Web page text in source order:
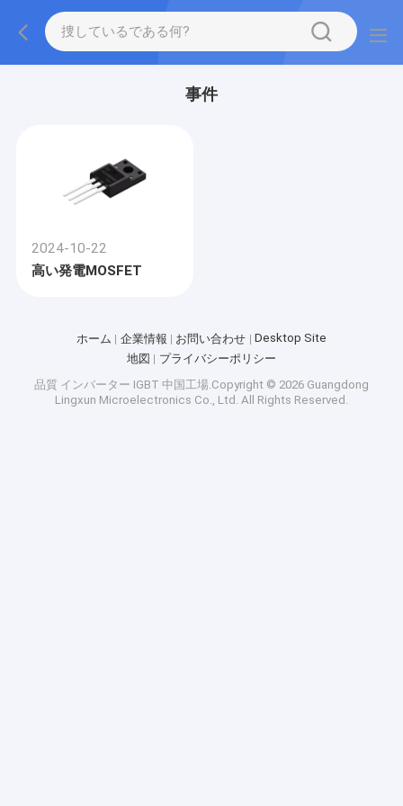
事件
2024-10-22
高い発電MOSFET
ホーム 企業情報 お問い合わせ
Desktop Site
地図
プライバシーポリシー
品質 インバーター IGBT 中国工場.Copyright © 2026 Guangdong
Lingxun Microelectronics Co., Ltd. All Rights Reserved.